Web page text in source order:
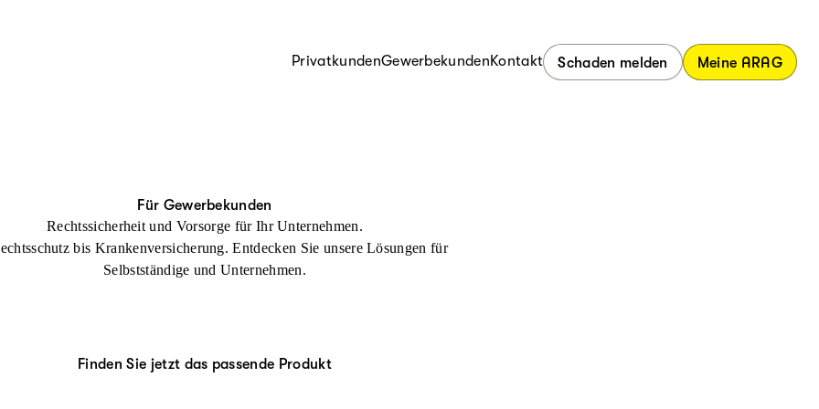
PrivatkundenGewerbekundenKontakt Schaden melden Meine ARAG
Für Gewerbekunden
Rechtssicherheit und Vorsorge für Ihr Unternehmen.
bis Krankenversicherung. Entdecken Sie unsere Lösungen für
Selbstständige und Unternehmen.
Finden Sie jetzt das passende Produkt